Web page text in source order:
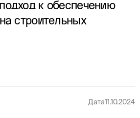
к обеспечению
строительных
Дата11.10.2024